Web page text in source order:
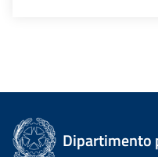
Dipartimento